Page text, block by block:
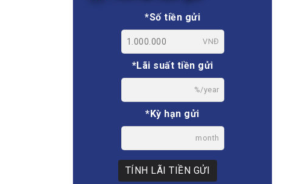
*Số tiền gửi
VNĐ
*Lãi suất tiền gửi
%/year
*Kỳ hạn gửi
month
TÍNH LÃI TIỀN GỬI